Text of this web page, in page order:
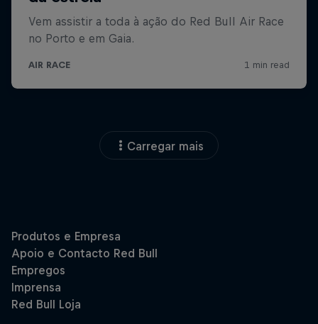
Carregar mais